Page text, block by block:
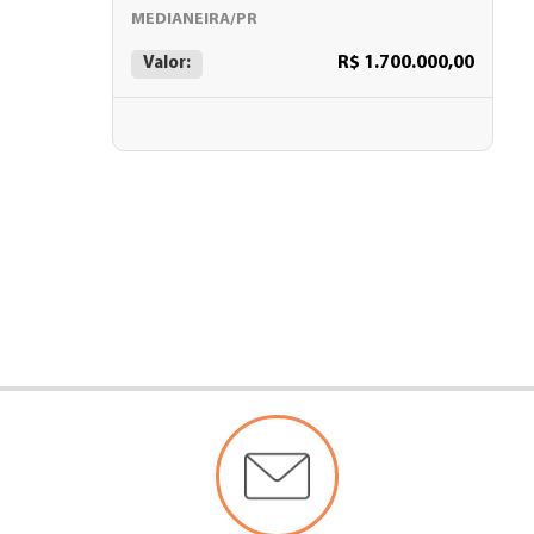
MEDIANEIRA/PR
Valor: R$ 1.700.000,00